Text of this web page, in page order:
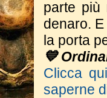
parte più
denaro.
la porta
💙
Clicca
saperne